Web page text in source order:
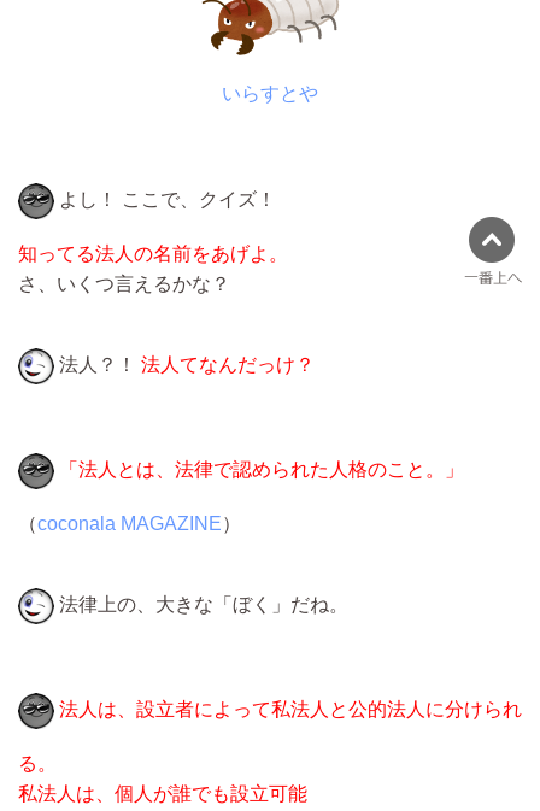
いらすとや
よし！ ここで、クイズ！
知ってる法人の名前をあげよ。
さ、いくつ言えるかな？
法人？！ 法人てなんだっけ？
「法人とは、法律で認められた人格のこと。」
（coconala MAGAZINE）
法律上の、大きな「ぼく」だね。
法人は、設立者によって私法人と公的法人に分けられ
る。
私法人は、個人が誰でも設立可能